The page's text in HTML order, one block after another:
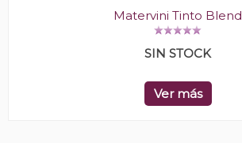
Matervini Tinto Blend
SIN STOCK
Ver más